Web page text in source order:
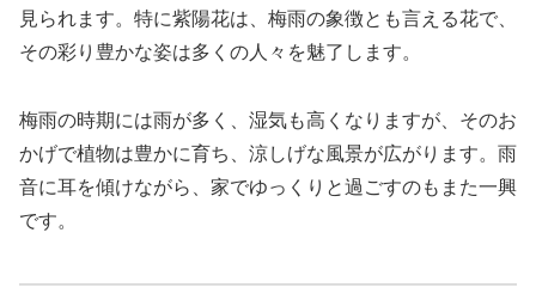
見られます。特に紫陽花は、梅雨の象徴とも言える花で、
その彩り豊かな姿は多くの人々を魅了します。
梅雨の時期には雨が多く、湿気も高くなりますが、そのお
かげで植物は豊かに育ち、涼しげな風景が広がります。雨
音に耳を傾けながら、家でゆっくりと過ごすのもまた一興
です。